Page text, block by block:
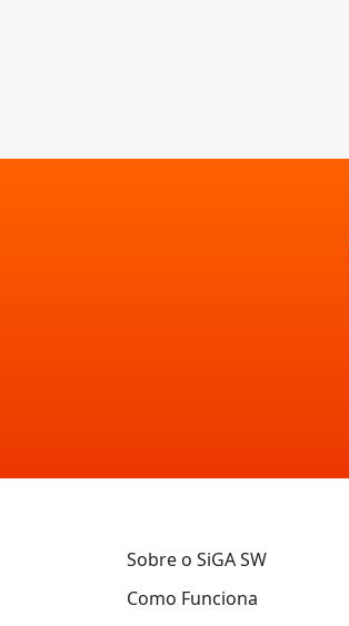
Sobre o SiGA SW
Como Funciona